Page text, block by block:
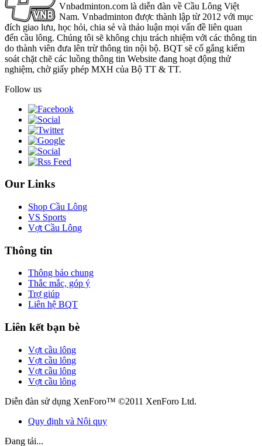
Vnbadminton.com là diễn đàn về Cầu Lông Việt
Nam. Vnbadminton được thành lập từ 2012 với mục
đích giao lưu, học hỏi, chia sẻ và thảo luận mọi vấn đề liên quan
đến cầu lông. Chúng tôi sẽ không chịu trách nhiệm với các thông tin
do thành viên đưa lên trừ thông tin nội bộ. BQT sẽ cố gắng kiểm
soát chặt chẽ các luồng thông tin Website đang hoạt động thử
nghiệm, chờ giấy phép MXH của Bộ TT & TT.
Follow us
Our Links
Shop Cầu Lông
VS Sports
Vợt Cầu Lông
Thông tin
Thông báo chung
Thắc mắc, góp ý
Trợ giúp
Liên hệ BQT
Liên kết bạn bè
Vợt cầu lông
Vợt cầu lông
Vợt cầu lông
Vợt cầu lông
Diễn đàn sử dụng XenForo™ ©2011 XenForo Ltd.
Quy định và Nội quy
Đang tải...